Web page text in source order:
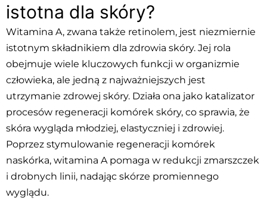
istotna dla skóry?
Witamina A, zwana także retinolem, jest niezmiernie
istotnym składnikiem dla zdrowia skóry. Jej rola
obejmuje wiele kluczowych funkcji w organizmie
człowieka, ale jedną z najważniejszych jest
utrzymanie zdrowej skóry. Działa ona jako katalizator
procesów regeneracji komórek skóry, co sprawia, że
skóra wygląda młodziej, elastyczniej i zdrowiej.
Poprzez stymulowanie regeneracji komórek
naskórka, witamina A pomaga w redukcji zmarszczek
i drobnych linii, nadając skórze promiennego
wyglądu.